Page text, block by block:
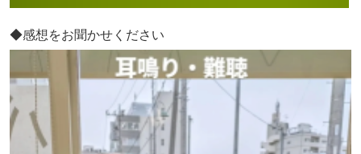
◆感想をお聞かせください